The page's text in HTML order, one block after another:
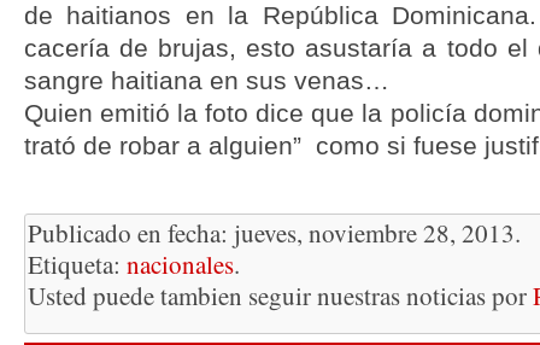
de haitianos en la República
cacería de brujas, esto asustaría a todo el
sangre haitiana en sus venas…
Quien emitió la foto dice que la policía
trató de robar a alguien” como si fuese
Publicado en fecha: jueves, noviembre 28, 2013.
Etiqueta: nacionales.
Usted puede tambien seguir nuestras noticias por